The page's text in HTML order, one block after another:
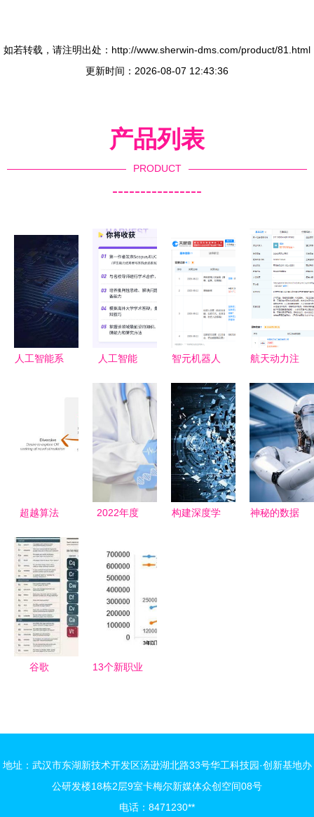
如若转载，请注明出处：http://www.sherwin-dms.com/product/81.html
更新时间：2026-08-07 12:43:36
产品列表
PRODUCT
----------------
人工智能系
方面快速发
好基础
人工智能
理论基础到
现代算法
智元机器人
智慧，聚焦
AI陪护机器
人领域发展
航天动力注
中国航天科
工成立智能
科技研究
院，聚焦人
工智能与算
法突破
超越算法
法复制的设
计师技能
2022年度
备创新排行
榜发布 智
能健康穿戴
驶入快车道
构建深度学
神秘的数据
谷歌
的核心机制
13个新职业
定义岗
位”时代
地址：武汉市东湖新技术开发区汤逊湖北路33号华工科技园·创新基地办
公研发楼18栋2层9室卡梅尔新媒体众创空间08号
电话：8471230**